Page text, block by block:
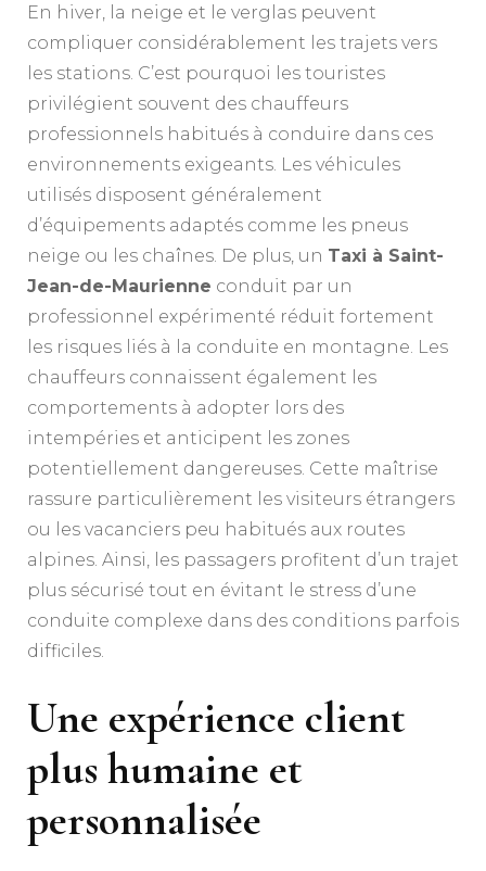
En hiver, la neige et le verglas peuvent
compliquer considérablement les trajets vers
les stations. C’est pourquoi les touristes
privilégient souvent des chauffeurs
professionnels habitués à conduire dans ces
environnements exigeants. Les véhicules
utilisés disposent généralement
d’équipements adaptés comme les pneus
neige ou les chaînes. De plus, un Taxi à Saint-
Jean-de-Maurienne conduit par un
professionnel expérimenté réduit fortement
les risques liés à la conduite en montagne. Les
chauffeurs connaissent également les
comportements à adopter lors des
intempéries et anticipent les zones
potentiellement dangereuses. Cette maîtrise
rassure particulièrement les visiteurs étrangers
ou les vacanciers peu habitués aux routes
alpines. Ainsi, les passagers profitent d’un trajet
plus sécurisé tout en évitant le stress d’une
conduite complexe dans des conditions parfois
difficiles.
Une expérience client
plus humaine et
personnalisée